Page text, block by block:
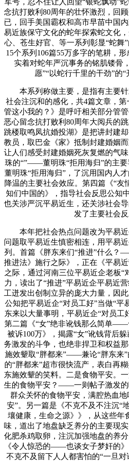
念抗打败利80周年的壮怀激烈，回
已，回手美国霸权和高市早苗中国
易近族保守文化的蛇年探索蛇文化
心、苍生好官、等一系列彰显“蛇舞
15个系列106篇55万多字的笔耕，
实着对蛇年严沉事务的铭肌镂骨
愿”“以蛇行千里的干劲”的“
本系列称做主要，是指有主要针
社会注沉和的感化，共4篇文章，
管这小我的？》是呼吁相关部分管
恶心留念抗打败利80周年大阅兵的
跳楼取鸣凤抗婚投湖》是把讲封建
教员，取巴金《家》抵制封建婚姻
让人们感受封建婚姻死灰复燃的气
珠的“”——董明珠“拒用海归”的主
董明珠“拒用海归”，了沉用国内人
降温的主要社会效应。第四篇《“友
知们中国的》，指导社会反思公知
也关涉严沉平易近生，还关涉社会
发了主要社会反
本年把社会热点问题改为平易近
问题取平易近生慎密相连，用平易
列。首篇《胖东来们“推进”什么？
推进法》施行之际》，正在《平易
之际，通过河南三位平易近企老板“
力，读出了“推进”平易近企平易近
工迸发出创制立异的庞大力量，因
公知把平易近企“对员工好”当做“平
东来以大量事明，平易近企“对员工
第二篇《“女”绝非讹钱那么简单——
被诉100万》，揭露“女”讹钱背后
务激发的斗争，也绝非捍卫和权益
施效颦取“胖都来”——兼论“胖东来
的“胖都来”超市很快流产，表白再
东施效颦的笑料。二是食物平安。
生的食物平安？——一则帖子激发的
群众关怀的食物平安，满腔热血
安”。另一篇是《不克不及不注沉
壤健康，生命之源》》，从这些年
味，道出了地盘缺乏养分的主要现
化肥杀鸡取卵，注沉加强地盘的养
《令人惊恐的——也谈女子梦奸的》
不克不及留下人人都害怕的“一旦